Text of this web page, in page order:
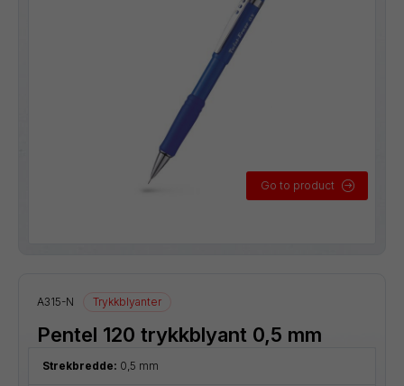
Go to product
A315-N Trykkblyanter
Pentel 120 trykkblyant 0,5 mm
Strekbredde: 0,5 mm